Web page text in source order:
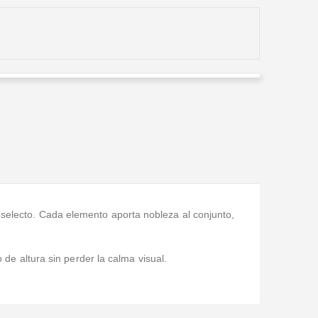
Cada elemento aporta nobleza al conjunto,
altura sin perder la calma visual.